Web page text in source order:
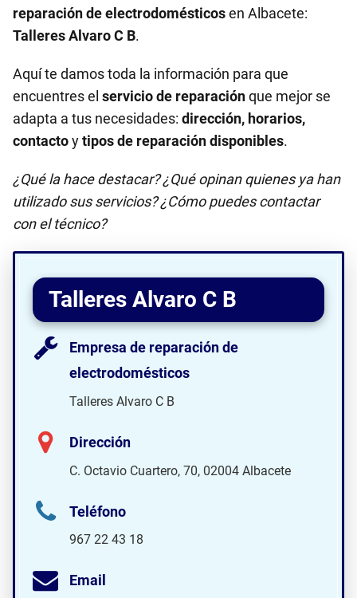
reparación de electrodomésticosen Albacete:
Talleres Alvaro C B.
Aquí te damos toda la información para que
encuentres el servicio de reparaciónque mejor se
adapta a tus necesidades: dirección, horarios,
contactoytipos de reparación disponibles.
¿Qué la hace destacar? ¿Qué opinan quienes ya han
utilizado sus servicios? ¿Cómo puedes contactar
con el técnico?
Talleres Alvaro C B
Empresa de reparación de
electrodomésticos
Talleres Alvaro C B
Dirección
C. Octavio Cuartero, 70, 02004 Albacete
Teléfono
967 22 43 18
Email